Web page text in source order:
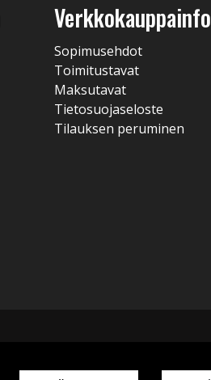
Verkkokauppainfo
Sopimusehdot
Toimitustavat
Maksutavat
Tietosuojaseloste
Tilauksen peruminen